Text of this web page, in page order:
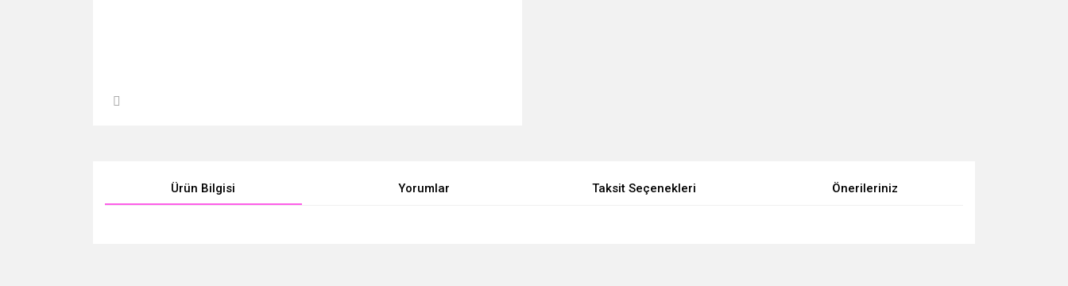
Ürün Bilgisi Yorumlar Taksit Seçenekleri Önerileriniz